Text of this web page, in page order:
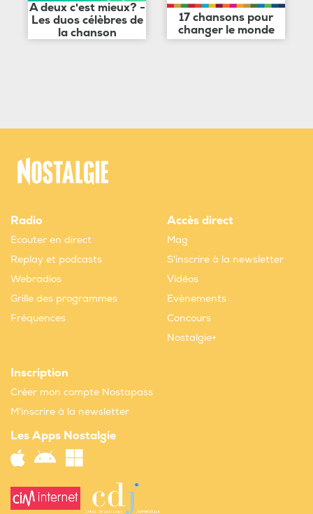
A deux c'est mieux? -
Les duos célèbres de
la chanson
17 chansons pour
changer le monde
Radio
Ecouter en direct
Replay et podcasts
Webradios
Grille des programmes
Fréquences
Accès direct
Mag
S'inscrire à la newsletter
Vidéos
Evènements
Concours
Nostalgie+
Inscription
Créer mon compte Nostapass
M'inscrire à la newsletter
Les Apps Nostalgie